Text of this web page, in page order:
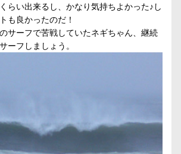
らい出来るし、かなり気持ちよかった♪し
も良かったのだ！
サーフで苦戦していたネギちゃん、継続
ーフしましょう。